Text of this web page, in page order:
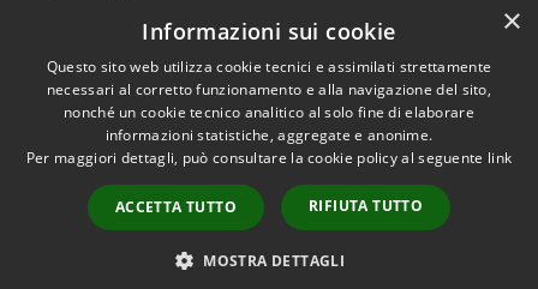
Dichiarazione di accessibilità
Accessibilità
Copyright © 2026 • Comune di
Casciana Terme Lari • Powered
byMunicipium
Accesso
redazione
×
Informazioni sui cookie
Questo sito web utilizza cookie tecnici e assimilati strettamente
necessari al corretto funzionamento e alla navigazione del sito,
nonché un cookie tecnico analitico al solo fine di elaborare
informazioni statistiche, aggregate e anonime.
Per maggiori dettagli, può consultare la cookie policy al seguente link
ACCETTA TUTTO RIFIUTA TUTTO
MOSTRA DETTAGLI